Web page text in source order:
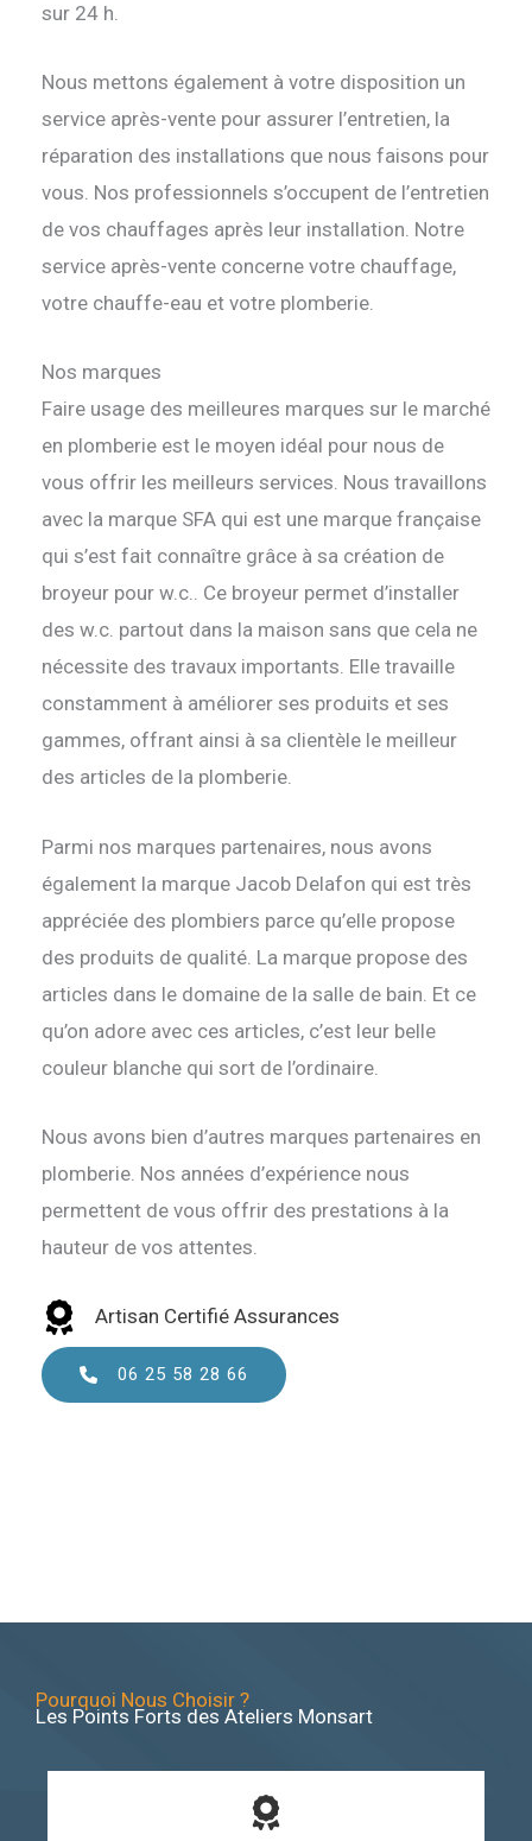
sur 24 h.
Nous mettons également à votre disposition un
service après-vente pour assurer l’entretien, la
réparation des installations que nous faisons pour
vous. Nos professionnels s’occupent de l’entretien
de vos chauffages après leur installation. Notre
service après-vente concerne votre chauffage,
votre chauffe-eau et votre plomberie.
Nos marques
Faire usage des meilleures marques sur le marché
en plomberie est le moyen idéal pour nous de
vous offrir les meilleurs services. Nous travaillons
avec la marque SFA qui est une marque française
qui s’est fait connaître grâce à sa création de
broyeur pour w.c.. Ce broyeur permet d’installer
des w.c. partout dans la maison sans que cela ne
nécessite des travaux importants. Elle travaille
constamment à améliorer ses produits et ses
gammes, offrant ainsi à sa clientèle le meilleur
des articles de la plomberie.
Parmi nos marques partenaires, nous avons
également la marque Jacob Delafon qui est très
appréciée des plombiers parce qu’elle propose
des produits de qualité. La marque propose des
articles dans le domaine de la salle de bain. Et ce
qu’on adore avec ces articles, c’est leur belle
couleur blanche qui sort de l’ordinaire.
Nous avons bien d’autres marques partenaires en
plomberie. Nos années d’expérience nous
permettent de vous offrir des prestations à la
hauteur de vos attentes.
Artisan Certifié Assurances
06 25 58 28 66
Pourquoi Nous Choisir ?
Les Points Forts des Ateliers Monsart